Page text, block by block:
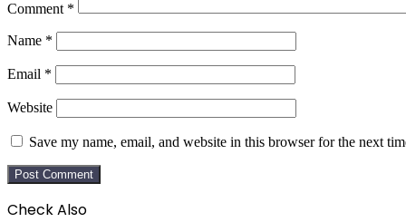
Comment *
Name *
Email *
Website
Save my name, email, and website in this browser for the next
Check Also